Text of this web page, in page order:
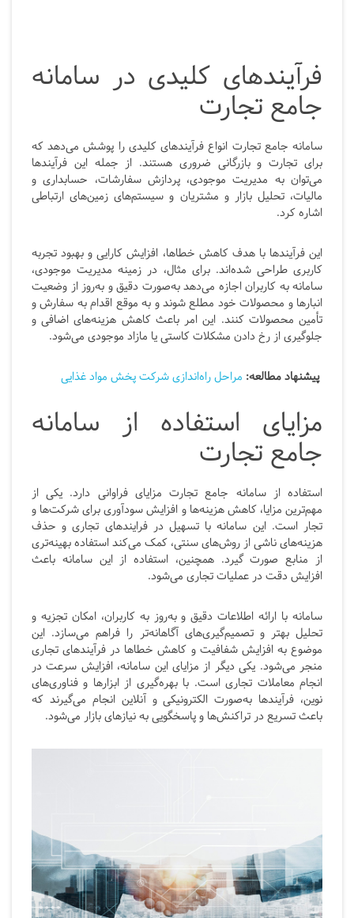
فرآیندهای کلیدی در سامانه
جامع تجارت
سامانه جامع تجارت انواع فرآیندهای کلیدی را پوشش می‌دهد که
برای تجارت و بازرگانی ضروری هستند. از جمله این فرآیندها
می‌توان به مدیریت موجودی، پردازش سفارشات، حسابداری و
مالیات، تحلیل بازار و مشتریان و سیستم‌های زمین‌های ارتباطی
اشاره کرد.
این فرآیندها با هدف کاهش خطاها، افزایش کارایی و بهبود تجربه
کاربری طراحی شده‌اند. برای مثال، در زمینه مدیریت موجودی،
سامانه به کاربران اجازه می‌دهد به‌صورت دقیق و به‌روز از وضعیت
انبارها و محصولات خود مطلع شوند و به موقع اقدام به سفارش و
تأمین محصولات کنند. این امر باعث کاهش هزینه‌های اضافی و
جلوگیری از رخ دادن مشکلات کاستی یا مازاد موجودی می‌شود.
پیشنهاد مطالعه: مراحل راه‌اندازی شرکت پخش مواد غذایی
مزایای استفاده از سامانه
جامع تجارت
استفاده از سامانه جامع تجارت مزایای فراوانی دارد. یکی از
مهم‌ترین مزایا، کاهش هزینه‌ها و افزایش سودآوری برای شرکت‌ها و
تجار است. این سامانه با تسهیل در فرایندهای تجاری و حذف
هزینه‌های ناشی از روش‌های سنتی، کمک می‌کند استفاده بهینه‌تری
از منابع صورت گیرد. همچنین، استفاده از این سامانه باعث
افزایش دقت در عملیات تجاری می‌شود.
سامانه با ارائه اطلاعات دقیق و به‌روز به کاربران، امکان تجزیه و
تحلیل بهتر و تصمیم‌گیری‌های آگاهانه‌تر را فراهم می‌سازد. این
موضوع به افزایش شفافیت و کاهش خطاها در فرآیندهای تجاری
منجر می‌شود. یکی دیگر از مزایای این سامانه، افزایش سرعت در
انجام معاملات تجاری است. با بهره‌گیری از ابزارها و فناوری‌های
نوین، فرآیندها به‌صورت الکترونیکی و آنلاین انجام می‌گیرند که
باعث تسریع در تراکنش‌ها و پاسخگویی به نیازهای بازار می‌شود.